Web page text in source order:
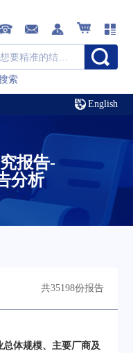
索
English
报告-
分析
共35198份报告
体规模、主要厂商及